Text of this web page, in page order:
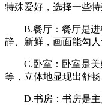
特殊爱好，选择一些
B.餐厅：餐厅是进餐
静、新鲜，画面能勾
C.卧室：卧室是美妙
等，立体地显现出舒
D.书房：书房是主人